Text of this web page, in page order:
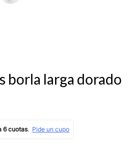
borla larga dorado